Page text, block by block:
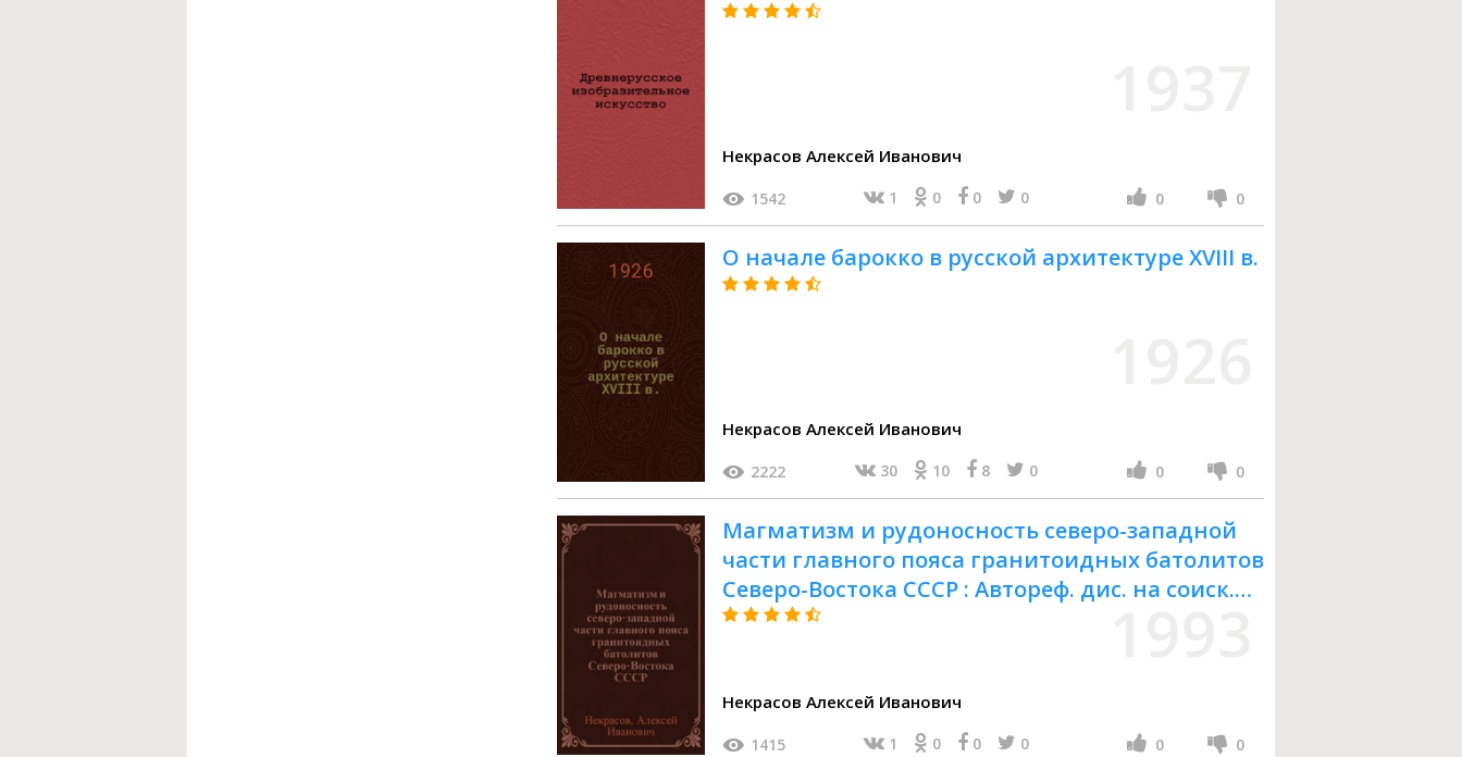
Некрасов Алексей Иванович
1542 1 0 0 0 0 0
О начале барокко в русской архитектуре XVIII в.
Некрасов Алексей Иванович
2222 30 10 8 0 0 0
Магматизм и рудоносность северо-западной
части главного пояса гранитоидных батолитов
Северо-Востока СССР : Автореф. дис. на соиск.
учен. степ. к.г.-м.н
Некрасов Алексей Иванович
1415 1 0 0 0 0 0